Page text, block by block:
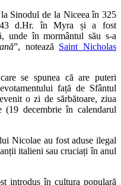
Sinodul de la Niceea în 325
d.Hr. în Myra și a fost
unde în mormântul său s-a
”, notează Saint Nicholas
se spunea că are puteri
față de Sfântul
o zi de sărbătoare, ziua
decembrie în calendarul
Nicolae au fost aduse ilegal
italieni sau cruciați în anul
introdus în cultura populară